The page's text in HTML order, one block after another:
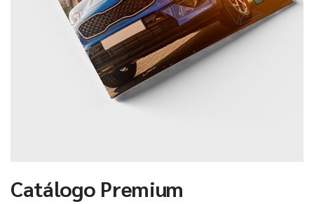
Catálogo Premium